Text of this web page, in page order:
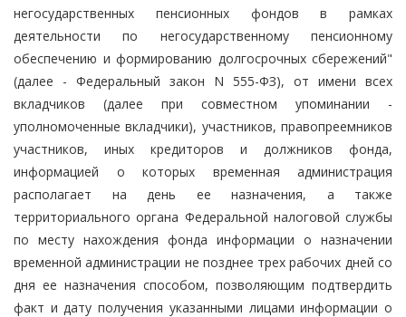
негосударственных пенсионных фондов в рамках
деятельности по негосударственному пенсионному
обеспечению и формированию долгосрочных сбережений"
(далее - Федеральный закон N 555-ФЗ), от имени всех
вкладчиков (далее при совместном упоминании -
уполномоченные вкладчики), участников, правопреемников
участников, иных кредиторов и должников фонда,
информацией о которых временная администрация
располагает на день ее назначения, а также
территориального органа Федеральной налоговой службы
по месту нахождения фонда информации о назначении
временной администрации не позднее трех рабочих дней со
дня ее назначения способом, позволяющим подтвердить
факт и дату получения указанными лицами информации о